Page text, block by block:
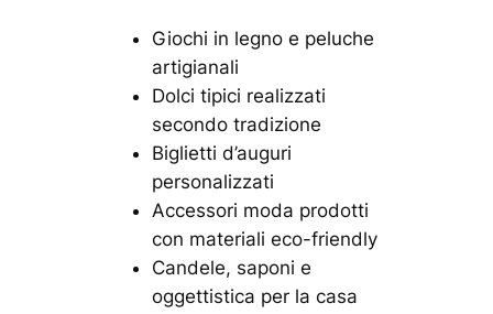
Giochi in legno e peluche
artigianali
Dolci tipici realizzati
secondo tradizione
Biglietti d’auguri
personalizzati
Accessori moda prodotti
con materiali eco-friendly
Candele, saponi e
oggettistica per la casa